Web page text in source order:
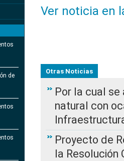
de
Ver noticia en
Otras Noticias
Por la cual
natural con
Proyecto de
la Resolución